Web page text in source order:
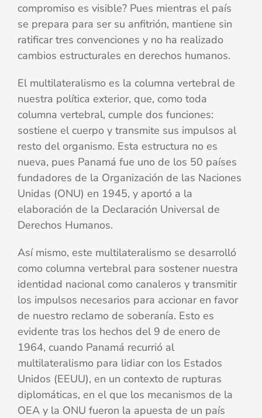
compromiso es visible? Pues mientras el país
se prepara para ser su anfitrión, mantiene sin
ratificar tres convenciones y no ha realizado
cambios estructurales en derechos humanos.
El multilateralismo es la columna vertebral de
nuestra política exterior, que, como toda
columna vertebral, cumple dos funciones:
sostiene el cuerpo y transmite sus impulsos al
resto del organismo. Esta estructura no es
nueva, pues Panamá fue uno de los 50 países
fundadores de la Organización de las Naciones
Unidas (ONU) en 1945, y aportó a la
elaboración de la Declaración Universal de
Derechos Humanos.
Así mismo, este multilateralismo se desarrolló
como columna vertebral para sostener nuestra
identidad nacional como canaleros y transmitir
los impulsos necesarios para accionar en favor
de nuestro reclamo de soberanía. Esto es
evidente tras los hechos del 9 de enero de
1964, cuando Panamá recurrió al
multilateralismo para lidiar con los Estados
Unidos (EEUU), en un contexto de rupturas
diplomáticas, en el que los mecanismos de la
OEA y la ONU fueron la apuesta de un país